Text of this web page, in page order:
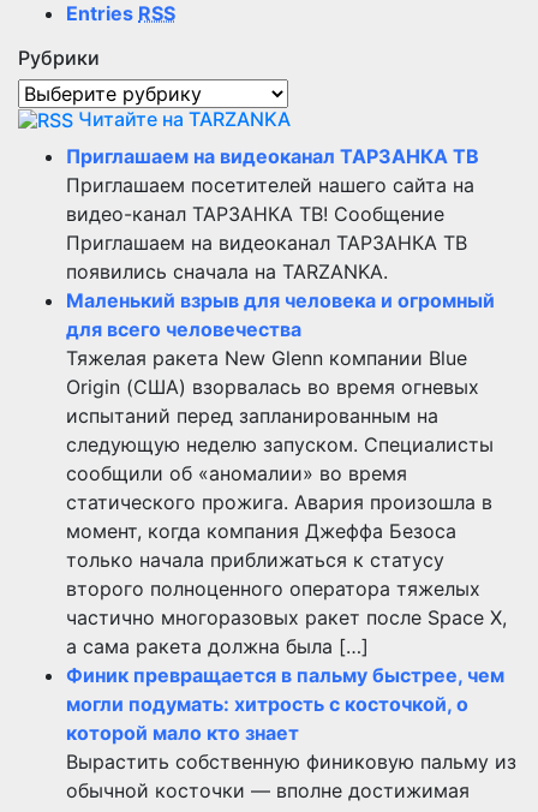
Entries RSS
Рубрики
Рубрики
Читайте на TARZANKA
Приглашаем на видеоканал ТАРЗАНКА ТВ
Приглашаем посетителей нашего сайта на
видео-канал ТАРЗАНКА ТВ! Сообщение
Приглашаем на видеоканал ТАРЗАНКА ТВ
появились сначала на TARZANKA.
Маленький взрыв для человека и огромный
для всего человечества
Тяжелая ракета New Glenn компании Blue
Origin (США) взорвалась во время огневых
испытаний перед запланированным на
следующую неделю запуском. Специалисты
сообщили об «аномалии» во время
статического прожига. Авария произошла в
момент, когда компания Джеффа Безоса
только начала приближаться к статусу
второго полноценного оператора тяжелых
частично многоразовых ракет после Space X,
а сама ракета должна была […]
Финик превращается в пальму быстрее, чем
могли подумать: хитрость с косточкой, о
которой мало кто знает
Вырастить собственную финиковую пальму из
обычной косточки — вполне достижимая